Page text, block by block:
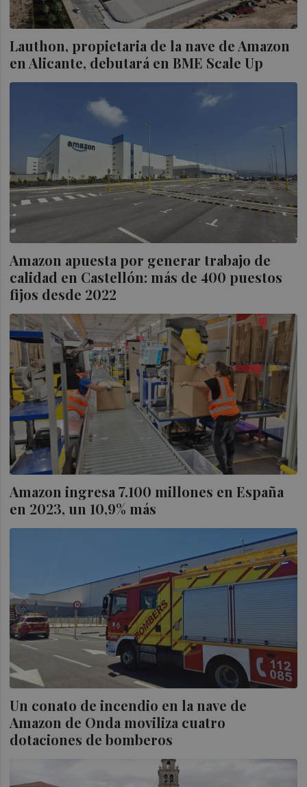
Lauthon, propietaria de la nave de Amazon
en Alicante, debutará en BME Scale Up
Amazon apuesta por generar trabajo de
calidad en Castellón: más de 400 puestos
fijos desde 2022
Amazon ingresa 7.100 millones en España
en 2023, un 10,9% más
Un conato de incendio en la nave de
Amazon de Onda moviliza cuatro
dotaciones de bomberos